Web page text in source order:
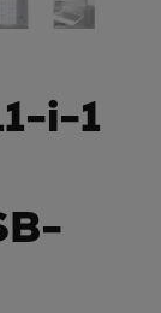
i-1